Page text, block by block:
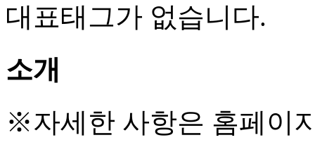
대표태그가 없습니다.
소개
※자세한 사항은 홈페이